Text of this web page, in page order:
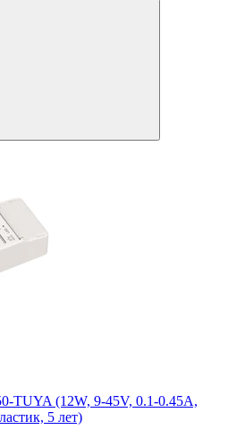
TUYA (12W, 9-45V, 0.1-0.45A,
5 лет)